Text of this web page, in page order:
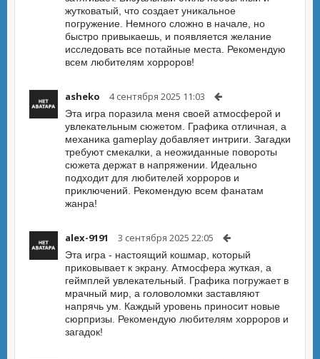
жутковатый, что создает уникальное
погружение. Немного сложно в начале, но
быстро привыкаешь, и появляется желание
исследовать все потайные места. Рекомендую
всем любителям хорроров!
asheko 4 сентября 2025 11:03
Эта игра поразила меня своей атмосферой и
увлекательным сюжетом. Графика отличная, а
механика gameplay добавляет интриги. Загадки
требуют смекалки, а неожиданные повороты
сюжета держат в напряжении. Идеально
подходит для любителей хорроров и
приключений. Рекомендую всем фанатам
жанра!
alex-9191 3 сентября 2025 22:05
Эта игра - настоящий кошмар, который
приковывает к экрану. Атмосфера жуткая, а
геймплей увлекательный. Графика погружает в
мрачный мир, а головоломки заставляют
напрячь ум. Каждый уровень приносит новые
сюрпризы. Рекомендую любителям хорроров и
загадок!